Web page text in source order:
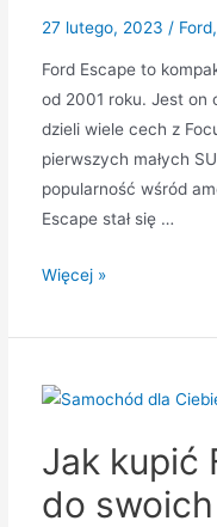
27 lutego, 2023 / Ford,
Ford Escape to
od 2001 roku. Jest on
dzieli wiele cech z
pierwszych małych
popularność wśród
Escape stał się …
Jak
Escape
się
SUV-
Ameryki
Więcej »
Jak kupić
do